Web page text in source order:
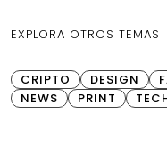
EXPLORA OTROS TEMAS
CRIPTO DESIGN
NEWS
PRINT